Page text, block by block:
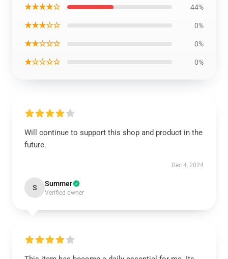
★★★★☆ 44%
★★★☆☆ 0%
★★☆☆☆ 0%
★☆☆☆☆ 0%
Will continue to support this shop and product in the
future.
Dec 4, 2024
S Summer
Verified owner